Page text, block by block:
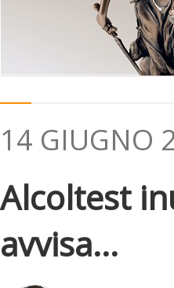
14 GIUGNO
Alcoltest
avvisa...